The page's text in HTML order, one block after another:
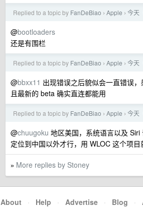
Replied to a topic by FanDeBiao › Apple › 今天
@bootloaders
还是有围栏
Replied to a topic by FanDeBiao › Apple › 今天
@bbxx11 出现错误之后貌似会一直错误
且最新的 beta 确实直连都能用
Replied to a topic by FanDeBiao › Apple › 今天
@chuugoku 地区美国，系统语言以及
定位到中国以外才行，用 WLOC 这个项
» More replies by Stoney
About · Help · Advertise · Blog ·